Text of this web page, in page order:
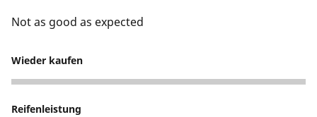
Not as good as expected
Wieder kaufen
3
Reifenleistung